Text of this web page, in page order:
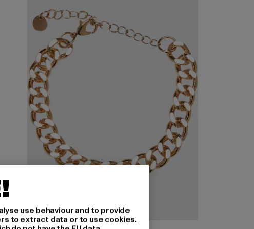
use behaviour and to provide
to extract data or to use cookies.